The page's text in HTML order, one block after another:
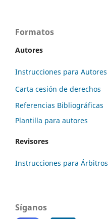
Formatos
Autores
Instrucciones para Autores
Carta cesión de derechos
Referencias Bibliográficas
Plantilla para autores
Revisores
Instrucciones para Árbitros
Síganos